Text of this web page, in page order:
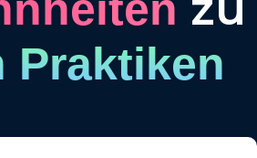
Praktiken